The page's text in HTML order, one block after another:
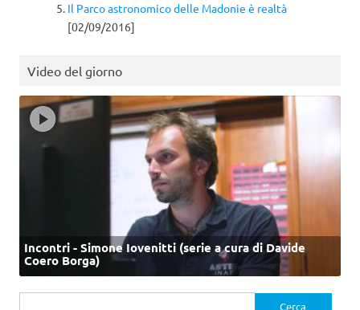
Il Parco astronomico delle Madonie è realtà
[02/09/2016]
Video del giorno
Incontri - Simone Iovenitti (serie a cura di Davide
Coero Borga)